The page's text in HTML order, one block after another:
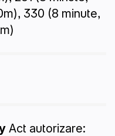
330 (8 minute,
Act autorizare: